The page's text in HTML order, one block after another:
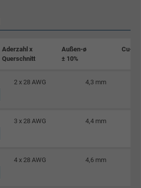
Aderzahl x
Querschnitt
Außen-ø
± 10%
Cu-
2 x 28 AWG 4,3 mm
3 x 28 AWG 4,4 mm
4 x 28 AWG 4,6 mm